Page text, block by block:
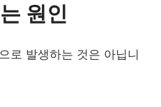
원인
로 발생하는 것은 아닙니